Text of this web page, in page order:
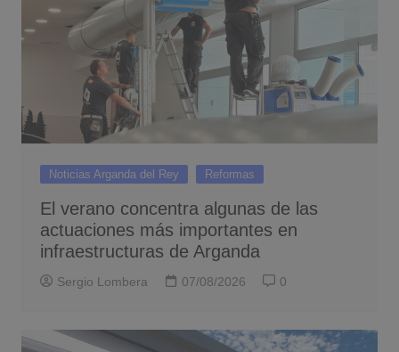
Noticias Arganda del Rey Reformas
El verano concentra algunas de las
actuaciones más importantes en
infraestructuras de Arganda
Sergio Lombera 07/08/2026 0